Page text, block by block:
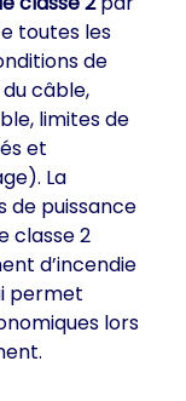
toutes les
de
câble,
limites de
et
La
de puissance
classe 2
d’incendie
permet
lors